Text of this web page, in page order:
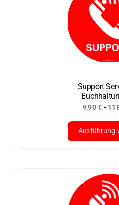
Varianten
auf.
Die
Optionen
können
Produktseite
gewählt
werden
Support
9,90€ -
Ausführung
mehrere
Varianten